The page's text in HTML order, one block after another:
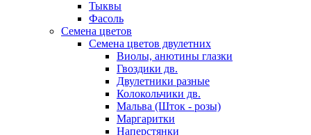
Тыквы
Фасоль
Семена цветов
Семена цветов двулетних
Виолы, анютины глазки
Гвоздики дв.
Двулетники разные
Колокольчики дв.
Мальва (Шток - розы)
Маргаритки
Наперстянки